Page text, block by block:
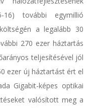
további egymillió
a legalább 30
270 ezer háztartás
teljesítésével jól
ezer új háztartást ért el
Gigabit-képes optikai
valósított meg a